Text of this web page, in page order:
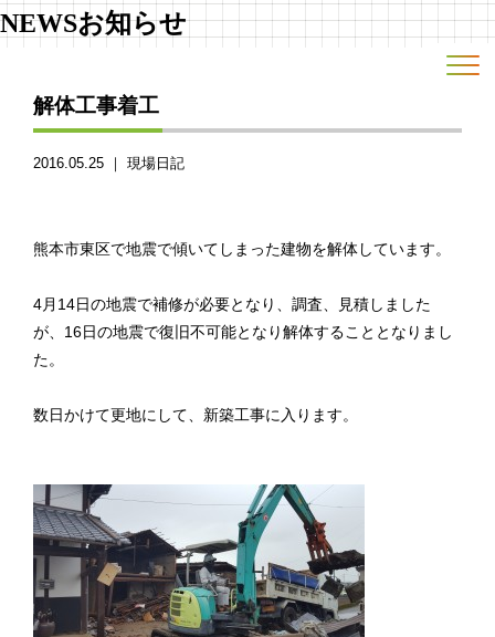
NEWSお知らせ
解体工事着工
2016.05.25 ｜現場日記
熊本市東区で地震で傾いてしまった建物を解体しています。
4月14日の地震で補修が必要となり、調査、見積しました
が、16日の地震で復旧不可能となり解体することとなりまし
た。
数日かけて更地にして、新築工事に入ります。